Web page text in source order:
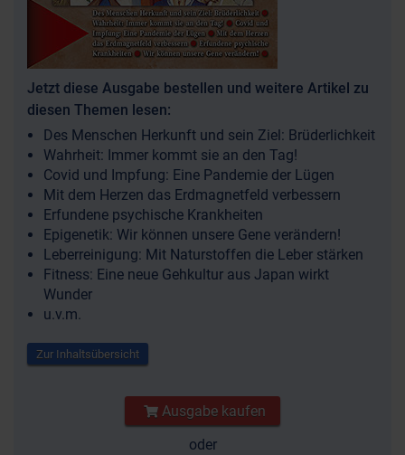
Jetzt diese Ausgabe bestellen und weitere Artikel zu
diesen Themen lesen:
Des Menschen Herkunft und sein Ziel: Brüderlichkeit
Wahrheit: Immer kommt sie an den Tag!
Covid und Impfung: Eine Pandemie der Lügen
Mit dem Herzen das Erdmagnetfeld verbessern
Erfundene psychische Krankheiten
Epigenetik: Wir können unsere Gene verändern!
Leberreinigung: Mit Naturstoffen die Leber stärken
Fitness: Eine neue Gehkultur aus Japan wirkt
Wunder
u.v.m.
Zur Inhaltsübersicht
Ausgabe kaufen
oder